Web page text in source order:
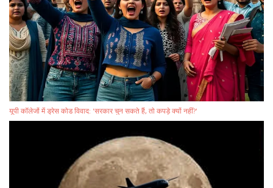
यूपी कॉलेजों में ड्रेस कोड विवाद: 'सरकार चुन सकते हैं, तो कपड़े क्यों नहीं?'